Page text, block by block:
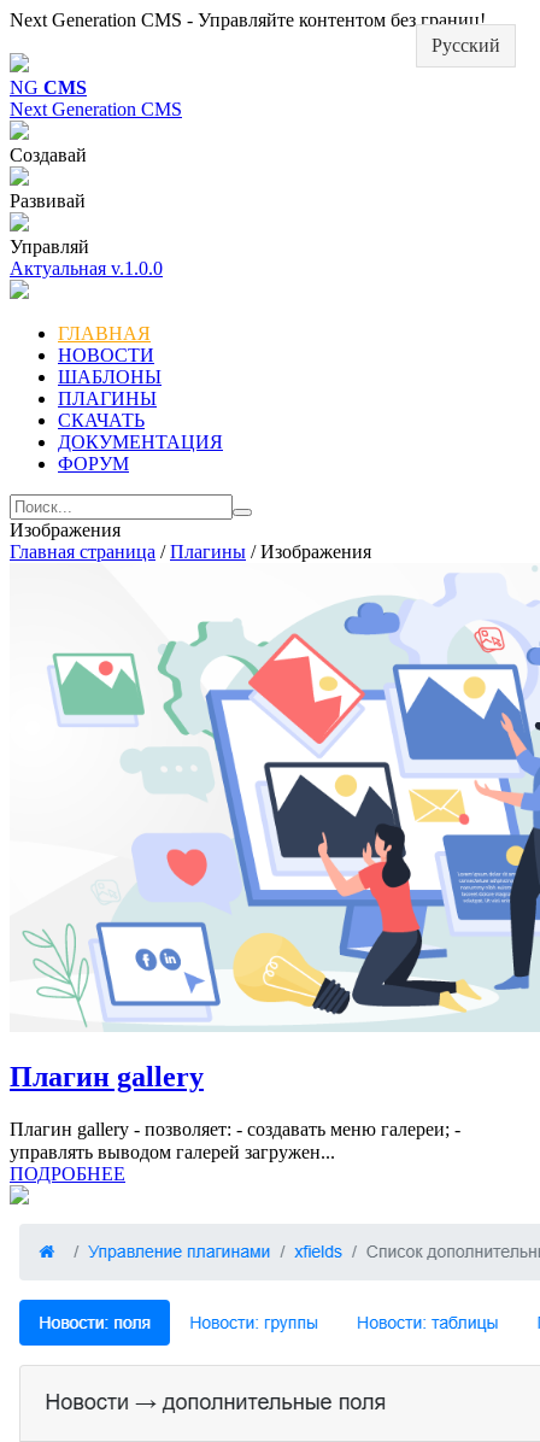
Next Generation CMS - Управляйте контентом без границ!
NG CMS
Next Generation CMS
Создавай
Развивай
Управляй
Актуальная v.1.0.0
ГЛАВНАЯ
НОВОСТИ
ШАБЛОНЫ
ПЛАГИНЫ
СКАЧАТЬ
ДОКУМЕНТАЦИЯ
ФОРУМ
Изображения
Главная страница /Плагины / Изображения
Плагин gallery
Плагин gallery - позволяет: - создавать меню галереи; -
управлять выводом галерей загружен...
ПОДРОБНЕЕ
Русский